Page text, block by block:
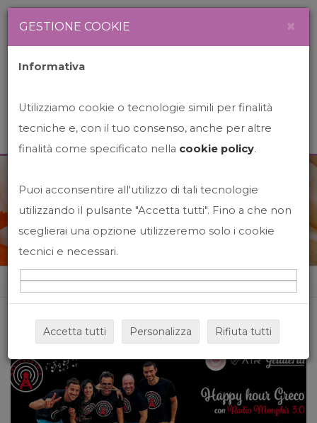
News&Events
Home News&events
GESTIONE COOKIE ×
Informativa
Utilizziamo cookie o tecnologie simili per finalità
tecniche e, con il tuo consenso, anche per altre
finalità come specificato nella cookie policy.
Puoi acconsentire all'utilizzo di tali tecnologie
utilizzando il pulsante "Accetta tutti". Fino a che non
sceglierai una opzione utilizzeremo solo i cookie
tecnici e necessari.
Accetta tutti Personalizza Rifiuta tutti